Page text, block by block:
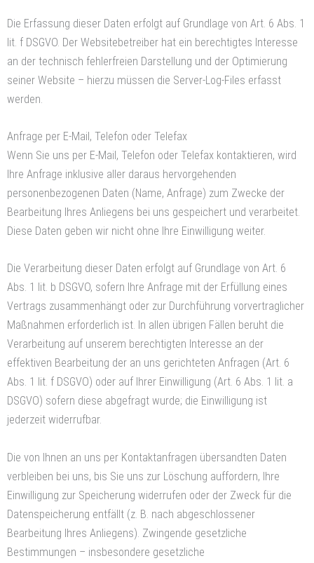
Die Erfassung dieser Daten erfolgt auf Grundlage von Art. 6 Abs. 1
lit. f DSGVO. Der Websitebetreiber hat ein berechtigtes Interesse
an der technisch fehlerfreien Darstellung und der Optimierung
seiner Website – hierzu müssen die Server-Log-Files erfasst
werden.
Anfrage per E-Mail, Telefon oder Telefax
Wenn Sie uns per E-Mail, Telefon oder Telefax kontaktieren, wird
Ihre Anfrage inklusive aller daraus hervorgehenden
personenbezogenen Daten (Name, Anfrage) zum Zwecke der
Bearbeitung Ihres Anliegens bei uns gespeichert und verarbeitet.
Diese Daten geben wir nicht ohne Ihre Einwilligung weiter.
Die Verarbeitung dieser Daten erfolgt auf Grundlage von Art. 6
Abs. 1 lit. b DSGVO, sofern Ihre Anfrage mit der Erfüllung eines
Vertrags zusammenhängt oder zur Durchführung vorvertraglicher
Maßnahmen erforderlich ist. In allen übrigen Fällen beruht die
Verarbeitung auf unserem berechtigten Interesse an der
effektiven Bearbeitung der an uns gerichteten Anfragen (Art. 6
Abs. 1 lit. f DSGVO) oder auf Ihrer Einwilligung (Art. 6 Abs. 1 lit. a
DSGVO) sofern diese abgefragt wurde; die Einwilligung ist
jederzeit widerrufbar.
Die von Ihnen an uns per Kontaktanfragen übersandten Daten
verbleiben bei uns, bis Sie uns zur Löschung auffordern, Ihre
Einwilligung zur Speicherung widerrufen oder der Zweck für die
Datenspeicherung entfällt (z. B. nach abgeschlossener
Bearbeitung Ihres Anliegens). Zwingende gesetzliche
Bestimmungen – insbesondere gesetzliche